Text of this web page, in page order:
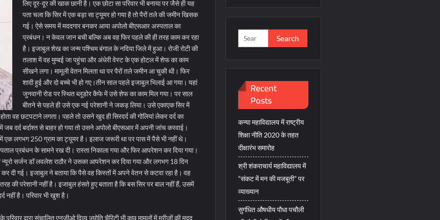
लिए दूर-दूर की खाक छानी है। एक छोटा सा परिवार भी बनाया पर जैसे ही यह
पता चला कि सिर में एक बड़ा सा ट्यूमर हो गया है तो पैरों तले की जमीन खिसक
गई। ऐसे समय में मददगार बनकर आया अपोलो बीएसआर अस्पताल का
प्रबंधन। न केवल जान बची बल्कि अब वह फिर पहले की ही तरह काम कर रहा
है। इजाबुल शेख का जन्म पश्चिम बंगाल के नदिया जिले में हुआ। रोजी रोटी की
तलाश में वह मुम्बई जा पहुंचा और अंधेरी वेस्ट के एक होटल में शेफ का काम
सीखने लगा। मामूली वेतन मिलता था पर पैरों तले जमीन आ चुकी थी। फिर
शादी हुई और दो बच्चे भी हो गए।तीन साल पहले इजाबुल भिलाई आ गया। यहां
जुनवानी रोड पर स्थित ब्लूडोर कैफे में उसे शेफ का काम मिल गया। पर साल
बीतने से पहले ही उसे एक नई परेशानी ने जकड़ लिया। उसे एकाएक सिर में
वह छटपटाने लगता। पहले तो उसने खुद ही सिरदर्द की गोलियां लेकर दर्द का
दर्द बर्दाश्त से बाहर हो गया तो उसने अपोलो बीएसआर में अपनी जांच करवाई।
एक लगभग 250 ग्राम का ट्यूमर है। इलाज जरूरी था पर पास में पैसे भी नहीं थे।
प्रबंधन के सामने रख दी। रास्ता निकाला गया और फिर आपरेशन कर दिया गया।
न्यूरो सर्जन डॉ लवलेश राठौर ने उसका आपरेशन कर दिया गया और लगभग 18 दिन
दी गई। इजाबुल ने बताया कि पैसे वह किस्तों में अपने वेतन से कटवा रहा है। वह
की परेशानी नहीं है। इजाबुल हंसते हुए बताता है कि बस सिर पर बाल नहीं हैं, उसमें
नहीं है। परिवार भी खुश है।
द्वारा संचालित एनजीओ दिव्य ज्योति चैरिटी भी कुछ मामलों में मरीजों की मदद
Search
for:
Recent
Posts
कन्या महाविद्यालय में राष्ट्रीय
शिक्षा नीति 2020 के तहत
दीक्षारंभ समारोह
श्री शंकराचार्य महाविद्यालय में
“संकट में मन की मजबूती” पर
व्याख्यान
सुगंधित औषधीय पौधा पचौली